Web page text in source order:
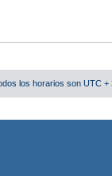
los horarios son UTC +